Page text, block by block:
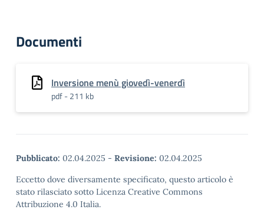
Documenti
Inversione menù giovedì-venerdì
pdf - 211 kb
Pubblicato: 02.04.2025 - Revisione: 02.04.2025
Eccetto dove diversamente specificato, questo articolo è
stato rilasciato sotto Licenza Creative Commons
Attribuzione 4.0 Italia.